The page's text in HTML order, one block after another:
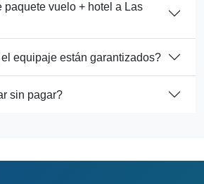
paquete vuelo + hotel a Las
equipaje están garantizados?
sin pagar?